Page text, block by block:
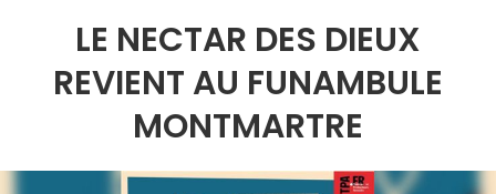
LE NECTAR DES DIEUX
REVIENT AU FUNAMBULE
MONTMARTRE